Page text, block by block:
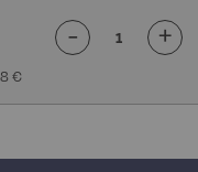
€
- +